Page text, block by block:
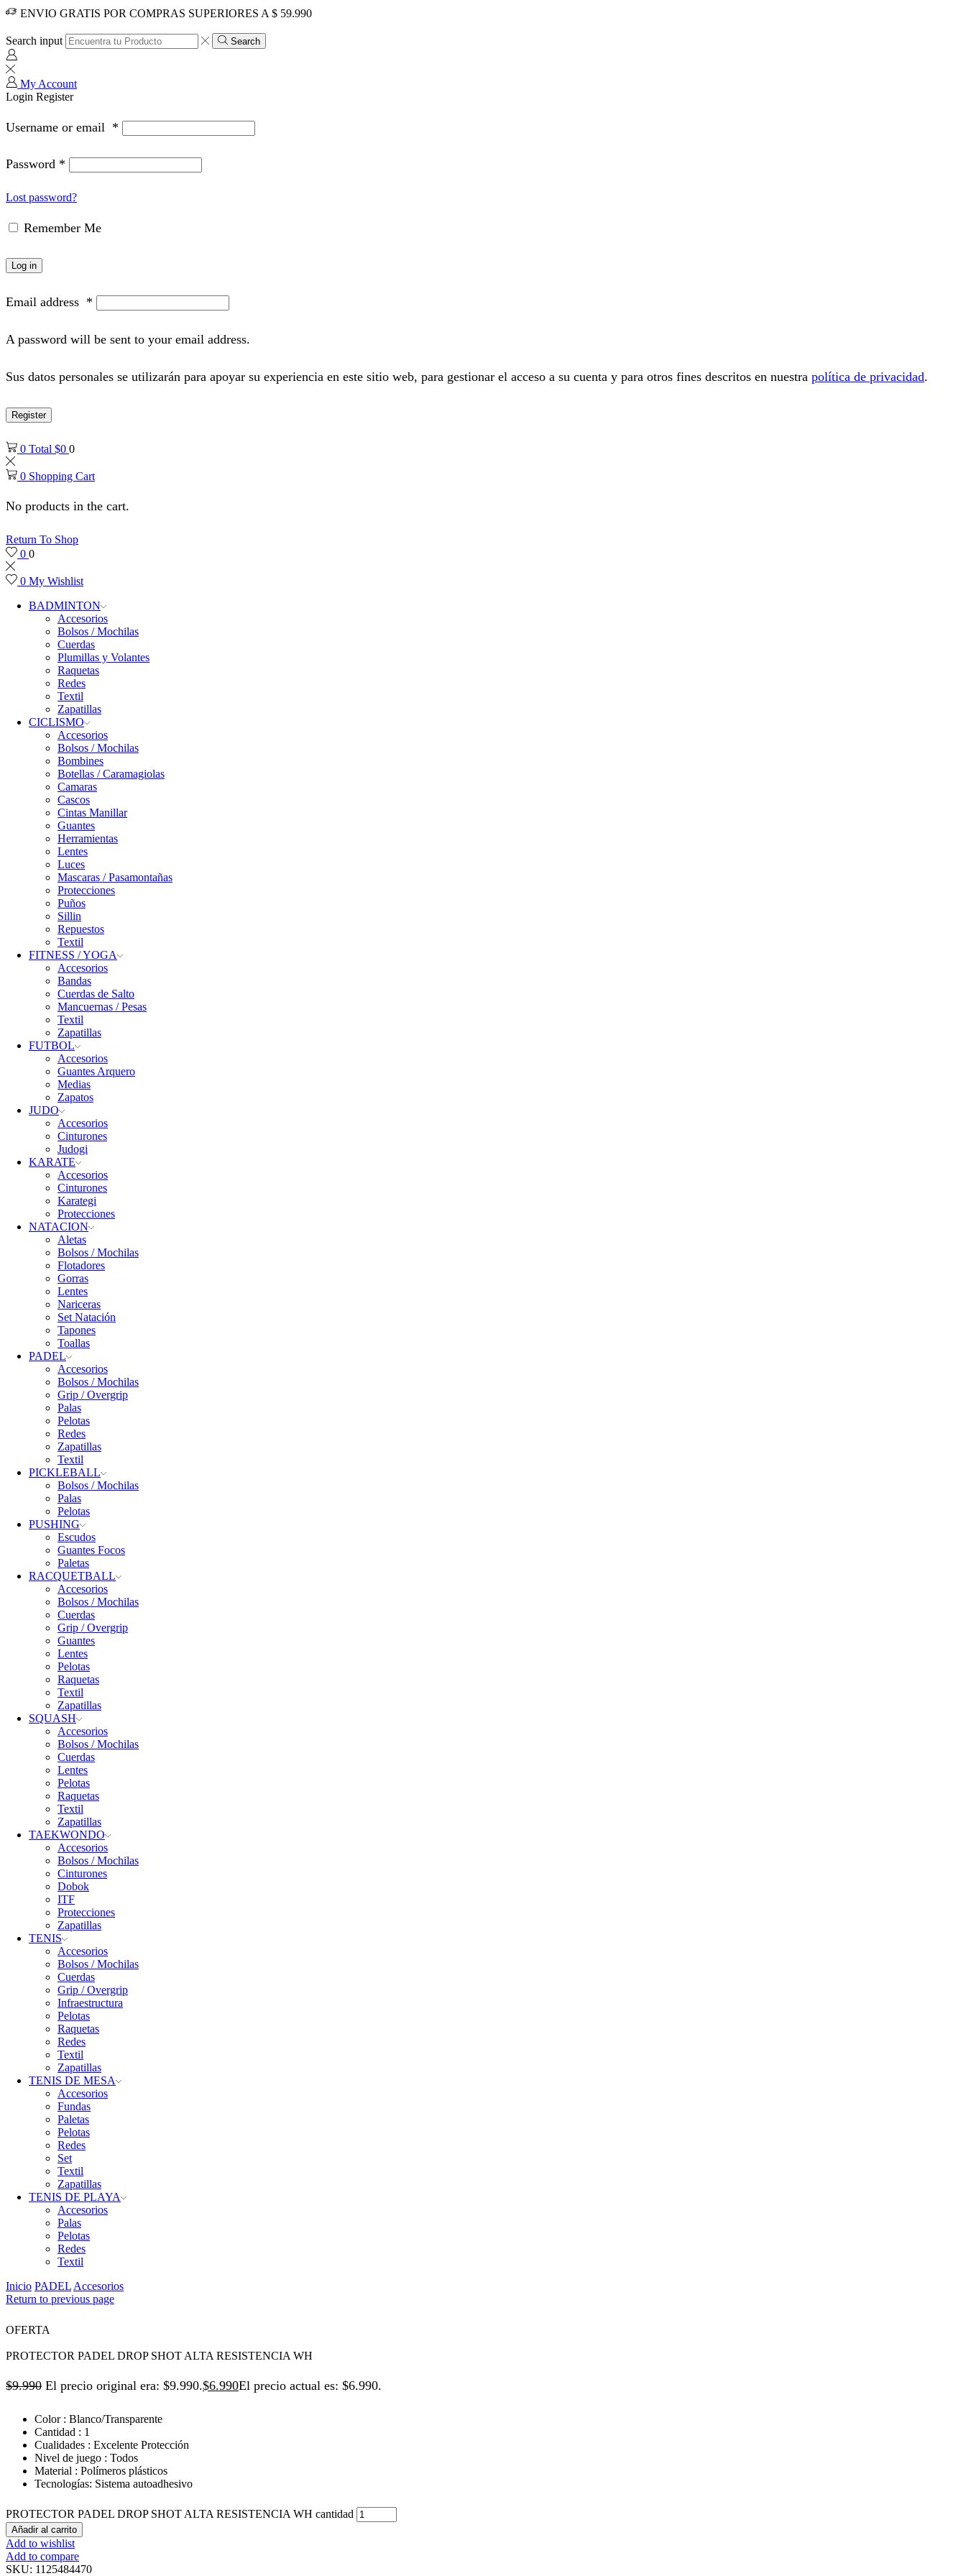
ENVIO GRATIS POR COMPRAS SUPERIORES A $ 59.990
Search input Search
My Account
Login Register
Username or email *
Password *
Lost password?
Remember Me
Log in
Email address *
A password will be sent to your email address.
Sus datos personales se utilizarán para apoyar su experiencia en este sitio web, para gestionar el acceso a su cuenta y para otros fines descritos en nuestra política de privacidad.
Register
0 Total $0 0
0 Shopping Cart
No products in the cart.
Return To Shop
0 0
0 My Wishlist
BADMINTON
Accesorios
Bolsos / Mochilas
Cuerdas
Plumillas y Volantes
Raquetas
Redes
Textil
Zapatillas
CICLISMO
Accesorios
Bolsos / Mochilas
Bombines
Botellas / Caramagiolas
Camaras
Cascos
Cintas Manillar
Guantes
Herramientas
Lentes
Luces
Mascaras / Pasamontañas
Protecciones
Puños
Sillin
Repuestos
Textil
FITNESS / YOGA
Accesorios
Bandas
Cuerdas de Salto
Mancuernas / Pesas
Textil
Zapatillas
FUTBOL
Accesorios
Guantes Arquero
Medias
Zapatos
JUDO
Accesorios
Cinturones
Judogi
KARATE
Accesorios
Cinturones
Karategi
Protecciones
NATACION
Aletas
Bolsos / Mochilas
Flotadores
Gorras
Lentes
Nariceras
Set Natación
Tapones
Toallas
PADEL
Accesorios
Bolsos / Mochilas
Grip / Overgrip
Palas
Pelotas
Redes
Zapatillas
Textil
PICKLEBALL
Bolsos / Mochilas
Palas
Pelotas
PUSHING
Escudos
Guantes Focos
Paletas
RACQUETBALL
Accesorios
Bolsos / Mochilas
Cuerdas
Grip / Overgrip
Guantes
Lentes
Pelotas
Raquetas
Textil
Zapatillas
SQUASH
Accesorios
Bolsos / Mochilas
Cuerdas
Lentes
Pelotas
Raquetas
Textil
Zapatillas
TAEKWONDO
Accesorios
Bolsos / Mochilas
Cinturones
Dobok
ITF
Protecciones
Zapatillas
TENIS
Accesorios
Bolsos / Mochilas
Cuerdas
Grip / Overgrip
Infraestructura
Pelotas
Raquetas
Redes
Textil
Zapatillas
TENIS DE MESA
Accesorios
Fundas
Paletas
Pelotas
Redes
Set
Textil
Zapatillas
TENIS DE PLAYA
Accesorios
Palas
Pelotas
Redes
Textil
Inicio PADEL Accesorios
Return to previous page
OFERTA
PROTECTOR PADEL DROP SHOT ALTA RESISTENCIA WH
$9.990 El precio original era: $9.990.$6.990El precio actual es: $6.990.
Color : Blanco/Transparente
Cantidad : 1
Cualidades : Excelente Protección
Nivel de juego : Todos
Material : Polímeros plásticos
Tecnologías: Sistema autoadhesivo
PROTECTOR PADEL DROP SHOT ALTA RESISTENCIA WH cantidad
Añadir al carrito
Add to wishlist
Add to compare
SKU: 1125484470